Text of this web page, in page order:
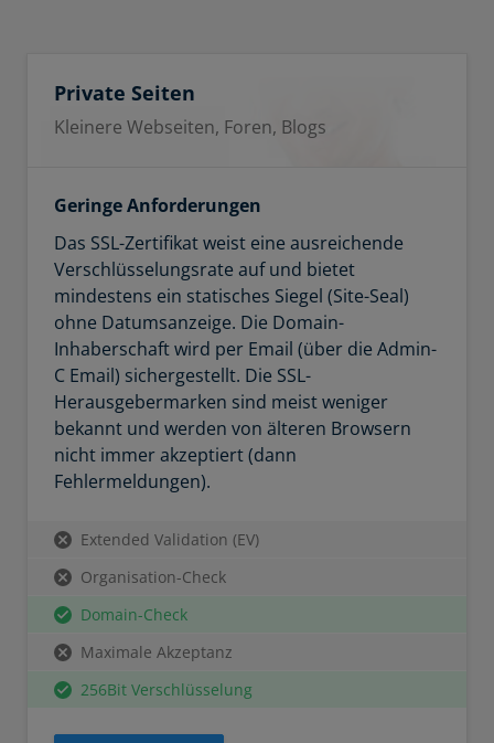
Private Seiten
Kleinere Webseiten, Foren, Blogs
Geringe Anforderungen
Das SSL-Zertifikat weist eine ausreichende
Verschlüsselungsrate auf und bietet
mindestens ein statisches Siegel (Site-Seal)
ohne Datumsanzeige. Die Domain-
Inhaberschaft wird per Email (über die Admin-
C Email) sichergestellt. Die SSL-
Herausgebermarken sind meist weniger
bekannt und werden von älteren Browsern
nicht immer akzeptiert (dann
Fehlermeldungen).
Extended Validation (EV)
Organisation-Check
Domain-Check
Maximale Akzeptanz
256Bit Verschlüsselung